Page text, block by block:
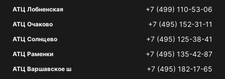
АТЦ Лобненская +7 (499) 110-53-06
АТЦ Очаково +7 (495) 152-31-11
АТЦ Солнцево +7 (495) 125-38-41
АТЦ Раменки +7 (495) 135-42-87
АТЦ Варшавское ш +7 (495) 182-17-65